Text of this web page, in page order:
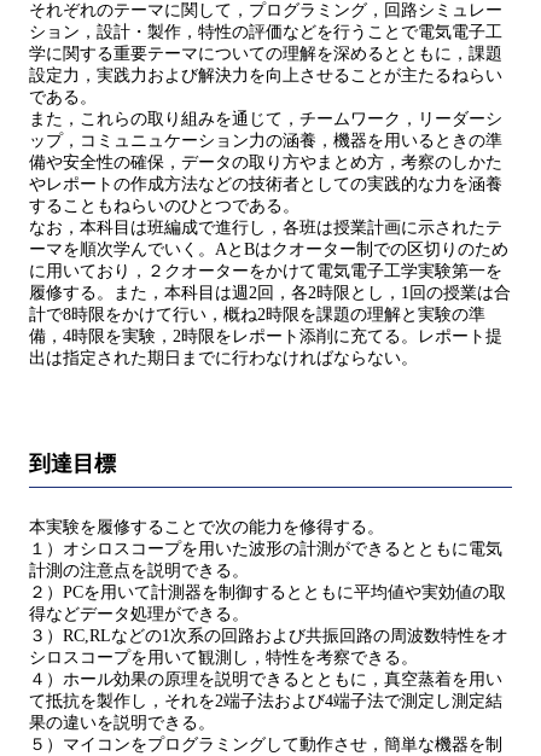
それぞれのテーマに関して，プログラミング，回路シミュレー
ション，設計・製作，特性の評価などを行うことで電気電子工
学に関する重要テーマについての理解を深めるとともに，課題
設定力，実践力および解決力を向上させることが主たるねらい
である。
また，これらの取り組みを通じて，チームワーク，リーダーシ
ップ，コミュニュケーション力の涵養，機器を用いるときの準
備や安全性の確保，データの取り方やまとめ方，考察のしかた
やレポートの作成方法などの技術者としての実践的な力を涵養
することもねらいのひとつである。
なお，本科目は班編成で進行し，各班は授業計画に示されたテ
ーマを順次学んでいく。AとBはクオーター制での区切りのため
に用いており，２クオーターをかけて電気電子工学実験第一を
履修する。また，本科目は週2回，各2時限とし，1回の授業は合
計で8時限をかけて行い，概ね2時限を課題の理解と実験の準
備，4時限を実験，2時限をレポート添削に充てる。レポート提
出は指定された期日までに行わなければならない。
到達目標
本実験を履修することで次の能力を修得する。
１）オシロスコープを用いた波形の計測ができるとともに電気
計測の注意点を説明できる。
２）PCを用いて計測器を制御するとともに平均値や実効値の取
得などデータ処理ができる。
３）RC,RLなどの1次系の回路および共振回路の周波数特性をオ
シロスコープを用いて観測し，特性を考察できる。
４）ホール効果の原理を説明できるとともに，真空蒸着を用い
て抵抗を製作し，それを2端子法および4端子法で測定し測定結
果の違いを説明できる。
５）マイコンをプログラミングして動作させ，簡単な機器を制